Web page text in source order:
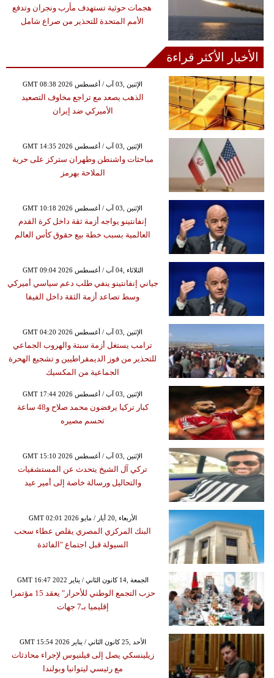
هجمات حوثية تستهدف مأرب ونجران وتدفع
الأمم المتحدة للتحذير من صراع شامل
الأخبار الأكثر قراءة
GMT 08:38 2026 الإثنين ,03 آب / أغسطس
الذهب يصعد مع تراجع مخاوف التصعيد
الأميركي ضد إيران
GMT 14:35 2026 الإثنين ,03 آب / أغسطس
مباحثات واشنطن وطهران ستركز على حرية
الملاحة بهرمز
GMT 10:18 2026 الإثنين ,03 آب / أغسطس
إنفانتينو يواجه أزمة ثقة داخل كرة القدم
العالمية بسبب خطة بيع حقوق كأس العالم
GMT 09:04 2026 الثلاثاء ,04 آب / أغسطس
جياني إنفانتينو ينفي طلب دعم سياسي أميركي
وسط تصاعد أزمة الثقة داخل الفيفا
GMT 04:20 2026 الإثنين ,03 آب / أغسطس
ترامب يستغل أزمة سبتة والهروب الجماعي
للتحذير من فوز الديمقراطيين و تشجيع الهحرة
الجماعية من المكسيك
GMT 17:44 2026 الإثنين ,03 آب / أغسطس
كبار تركيا يرفضون محمد صلاح و48 ساعة
تحسم مصيره
GMT 15:10 2026 الإثنين ,03 آب / أغسطس
تركي آل الشيخ يتحدث عن المستشفيات
والتحاليل ورسالة خاصة إلى أمير عيد
GMT 02:01 2026 الأربعاء ,20 أيار / مايو
البنك المركزي المصري يقلص عطاء سحب
السيولة قبل اجتماع "الفائدة
GMT 16:47 2022 الجمعة ,14 كانون الثاني / يناير
حزب التجمع الوطني للأحرار" يعقد 15 مؤتمرا
إقليميا بـ7 جهات
GMT 15:54 2026 الأحد ,25 كانون الثاني / يناير
زيلينسكي يصل إلى فيلنيوس لإجراء محادثات
مع رئيسي ليتوانيا وبولندا